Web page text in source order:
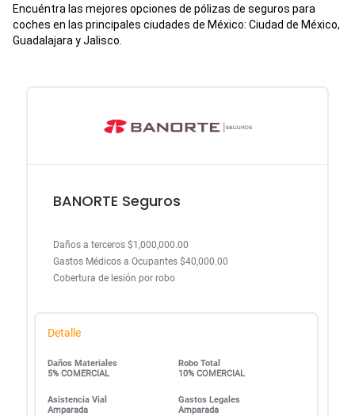
Encuéntra las mejores opciones de pólizas de seguros para
coches en las principales ciudades de México: Ciudad de México,
Guadalajara y Jalisco.
BANORTE Seguros
Daños a terceros $1,000,000.00
Gastos Médicos a Ocupantes $40,000.00
Cobertura de lesión por robo
Detalle
Daños Materiales
5% COMERCIAL
Robo Total
10% COMERCIAL
Asistencia Vial
Amparada
Gastos Legales
Amparada